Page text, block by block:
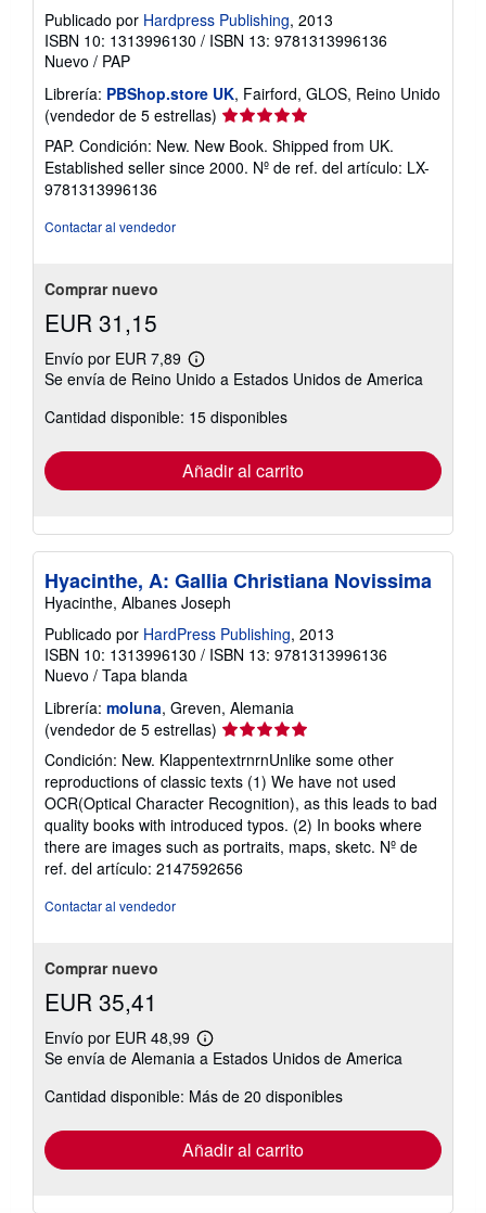
Publicado por Hardpress Publishing, 2013
ISBN 10: 1313996130 / ISBN 13: 9781313996136
Nuevo / PAP
Librería: PBShop.store UK, Fairford, GLOS, Reino Unido
(vendedor de 5 estrellas) Calificación
del
vendedor:
5
PAP. Condición: New. New Book. Shipped from UK.
Established seller since 2000. Nº de ref. del artículo: LX-
9781313996136
Contactar al vendedor
Comprar nuevo
EUR 31,15
Envío por EUR 7,89
Más
información
las
tarifas
envío
Se envía de Reino Unido a Estados Unidos de America
Cantidad disponible: 15 disponibles
Añadir al carrito
Hyacinthe, A: Gallia Christiana Novissima
Hyacinthe, Albanes Joseph
Publicado por HardPress Publishing, 2013
ISBN 10: 1313996130 / ISBN 13: 9781313996136
Nuevo / Tapa blanda
Librería: moluna, Greven, Alemania
(vendedor de 5 estrellas) Calificación
vendedor:
5
de
5
estrellas
Condición: New. KlappentextrnrnUnlike some other
reproductions of classic texts (1) We have not used
OCR(Optical Character Recognition), as this leads to bad
quality books with introduced typos. (2) In books where
there are images such as portraits, maps, sketc. Nº de
ref. del artículo: 2147592656
Contactar al vendedor
Comprar nuevo
EUR 35,41
Envío por EUR 48,99
Más
información
las
envío
Se envía de Alemania a Estados Unidos de America
Cantidad disponible: Más de 20 disponibles
Añadir al carrito